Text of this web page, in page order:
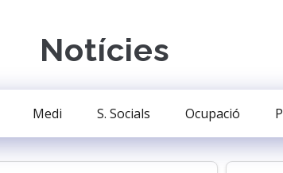
Notícies
Medi S. Socials Ocupació